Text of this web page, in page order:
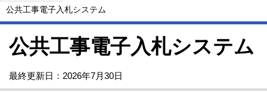
公共工事電子入札システム
公共工事電子入札システム
最終更新日：2026年7月30日